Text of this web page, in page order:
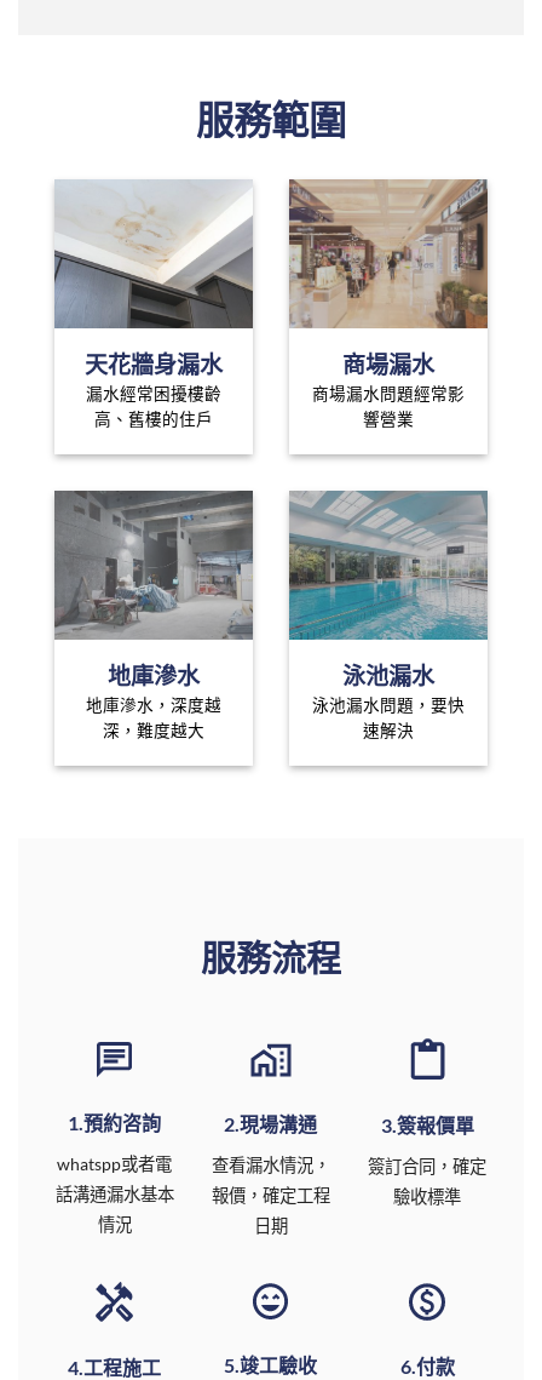
服務範圍
天花牆身漏水
漏水經常困擾樓齡
高、舊樓的住戶
商場漏水
商場漏水問題經常影
響營業
地庫滲水
地庫滲水，深度越
深，難度越大
泳池漏水
泳池漏水問題，要快
速解決
服務流程
1.預約咨詢
whatspp或者電
話溝通漏水基本
情況
2.現場溝通
查看漏水情況，
報價，確定工程
日期
3.簽報價單
簽訂合同，確定
驗收標準
4.工程施工 5.竣工驗收 6.付款